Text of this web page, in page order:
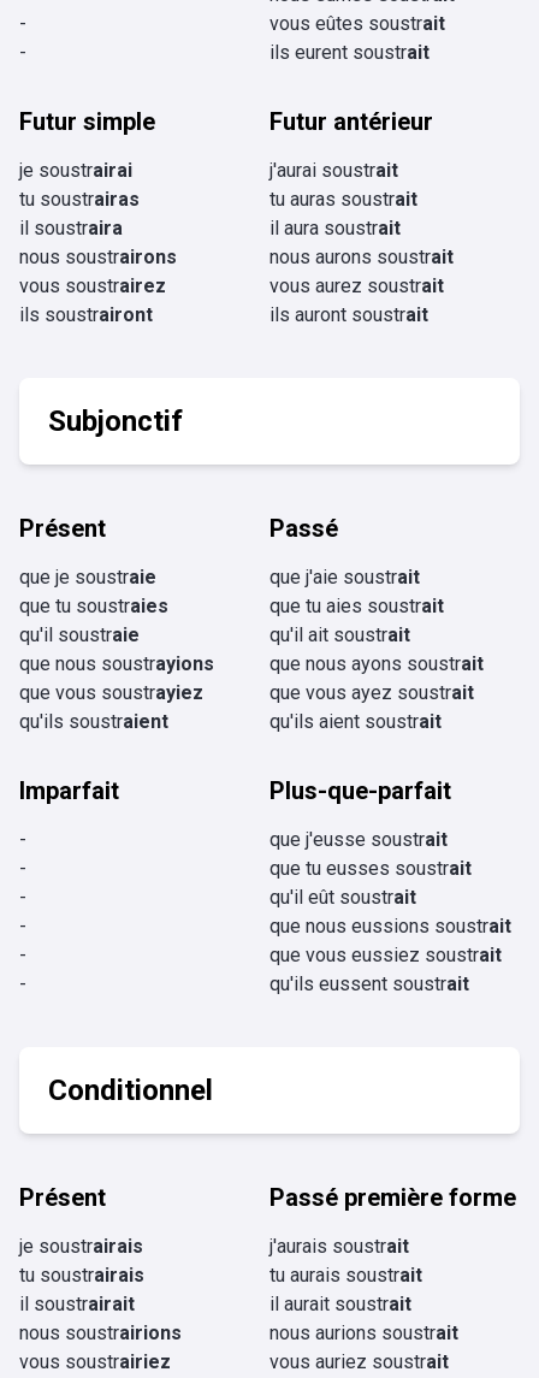
-
-
vous eûtes soustrait
ils eurent soustrait
Futur simple
je soustrairai
tu soustrairas
il soustraira
nous soustrairons
vous soustrairez
ils soustrairont
Futur antérieur
j'aurai soustrait
tu auras soustrait
il aura soustrait
nous aurons soustrait
vous aurez soustrait
ils auront soustrait
Subjonctif
Présent
que je soustraie
que tu soustraies
qu'il soustraie
que nous soustrayions
que vous soustrayiez
qu'ils soustraient
Passé
que j'aie soustrait
que tu aies soustrait
qu'il ait soustrait
que nous ayons soustrait
que vous ayez soustrait
qu'ils aient soustrait
Imparfait
-
-
-
-
-
-
Plus-que-parfait
que j'eusse soustrait
que tu eusses soustrait
qu'il eût soustrait
que nous eussions soustrait
que vous eussiez soustrait
qu'ils eussent soustrait
Conditionnel
Présent
je soustrairais
tu soustrairais
il soustrairait
nous soustrairions
vous soustrairiez
Passé première forme
j'aurais soustrait
tu aurais soustrait
il aurait soustrait
nous aurions soustrait
vous auriez soustrait